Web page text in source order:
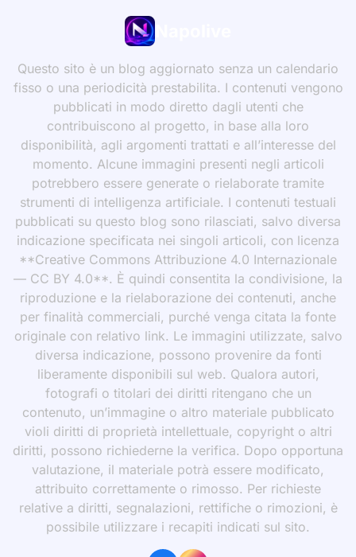
Questo sito è un blog aggiornato senza un calendario
fisso o una periodicità prestabilita. I contenuti vengono
pubblicati in modo diretto dagli utenti che
contribuiscono al progetto, in base alla loro
disponibilità, agli argomenti trattati e all’interesse del
momento. Alcune immagini presenti negli articoli
potrebbero essere generate o rielaborate tramite
strumenti di intelligenza artificiale. I contenuti testuali
pubblicati su questo blog sono rilasciati, salvo diversa
indicazione specificata nei singoli articoli, con licenza
**Creative Commons Attribuzione 4.0 Internazionale
— CC BY 4.0**. È quindi consentita la condivisione, la
riproduzione e la rielaborazione dei contenuti, anche
per finalità commerciali, purché venga citata la fonte
originale con relativo link. Le immagini utilizzate, salvo
diversa indicazione, possono provenire da fonti
liberamente disponibili sul web. Qualora autori,
fotografi o titolari dei diritti ritengano che un
contenuto, un’immagine o altro materiale pubblicato
violi diritti di proprietà intellettuale, copyright o altri
diritti, possono richiederne la verifica. Dopo opportuna
valutazione, il materiale potrà essere modificato,
attribuito correttamente o rimosso. Per richieste
relative a diritti, segnalazioni, rettifiche o rimozioni, è
possibile utilizzare i recapiti indicati sul sito.